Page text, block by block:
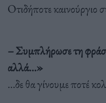
Οτιδήποτε καινούργιο
– Συμπλήρωσε τη
αλλά…»
…δε θα γίνουμε ποτέ